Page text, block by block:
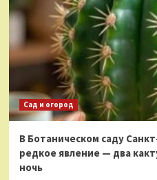
Сад и огород
В Ботаническом саду
редкое явление — два
ночь